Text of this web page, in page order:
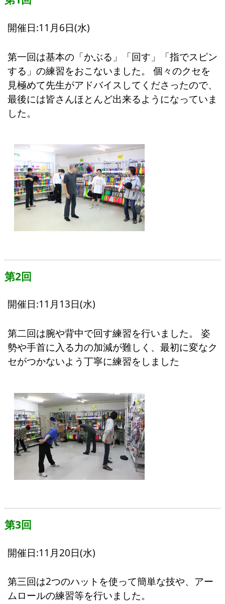
開催日:11月6日(水)
第一回は基本の「かぶる」「回す」「指でスピン
する」の練習をおこないました。 個々のクセを
見極めて先生がアドバイスしてくださったので、
最後には皆さんほとんど出来るようになっていま
した。
第2回
開催日:11月13日(水)
第二回は腕や背中で回す練習を行いました。 姿
勢や手首に入る力の加減が難しく、最初に変なク
セがつかないよう丁寧に練習をしました
第3回
開催日:11月20日(水)
第三回は2つのハットを使って簡単な技や、アー
ムロールの練習等を行いました。